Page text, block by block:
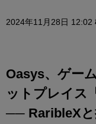
2024年11月28日 12:02
Oasys、ゲー
ットプレイス
── RaribleX